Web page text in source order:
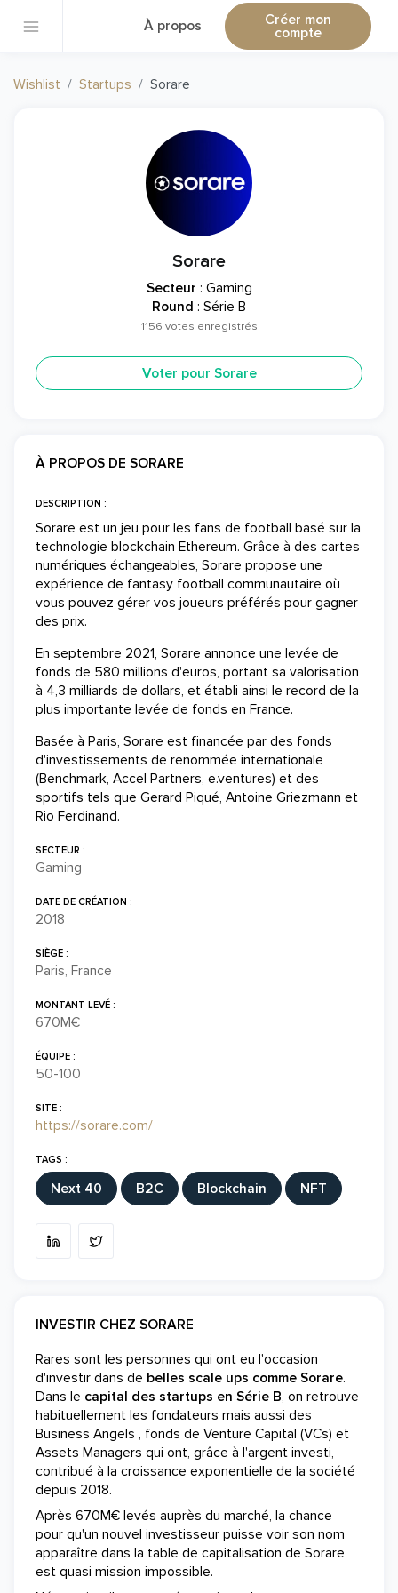
À propos Créer mon
compte
Wishlist Startups Sorare
Sorare
Secteur : Gaming
Round : Série B
1156 votes enregistrés
Voter pour Sorare
À PROPOS DE SORARE
DESCRIPTION :
Sorare est un jeu pour les fans de football basé sur la
technologie blockchain Ethereum. Grâce à des cartes
numériques échangeables, Sorare propose une
expérience de fantasy football communautaire où
vous pouvez gérer vos joueurs préférés pour gagner
des prix.
En septembre 2021, Sorare annonce une levée de
fonds de 580 millions d'euros, portant sa valorisation
à 4,3 milliards de dollars, et établi ainsi le record de la
plus importante levée de fonds en France.
Basée à Paris, Sorare est financée par des fonds
d'investissements de renommée internationale
(Benchmark, Accel Partners, e.ventures) et des
sportifs tels que Gerard Piqué, Antoine Griezmann et
Rio Ferdinand.
SECTEUR :
Gaming
DATE DE CRÉATION :
2018
SIÈGE :
Paris, France
MONTANT LEVÉ :
670M€
ÉQUIPE :
50-100
SITE :
https://sorare.com/
TAGS :
Next 40 B2C Blockchain NFT
INVESTIR CHEZ SORARE
Rares sont les personnes qui ont eu l'occasion
d'investir dans de belles scale ups comme Sorare.
Dans le capital des startups en Série B, on retrouve
habituellement les fondateurs mais aussi des
Business Angels , fonds de Venture Capital (VCs) et
Assets Managers qui ont, grâce à l'argent investi,
contribué à la croissance exponentielle de la société
depuis 2018.
Après 670M€ levés auprès du marché, la chance
pour qu'un nouvel investisseur puisse voir son nom
apparaître dans la table de capitalisation de Sorare
est quasi mission impossible.